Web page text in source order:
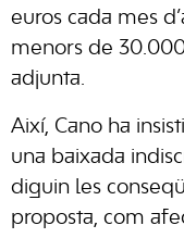
euros cada mes
menors de
adjunta.
Així, Cano ha
una baixada
diguin les
proposta, com